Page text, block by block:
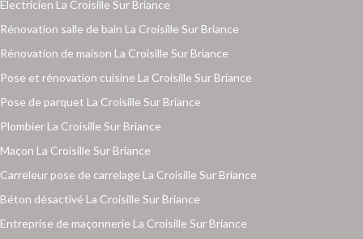
Electricien La Croisille Sur Briance
Rénovation salle de bain La Croisille Sur Briance
Rénovation de maison La Croisille Sur Briance
Pose et rénovation cuisine La Croisille Sur Briance
Pose de parquet La Croisille Sur Briance
Plombier La Croisille Sur Briance
Maçon La Croisille Sur Briance
Carreleur pose de carrelage La Croisille Sur Briance
Béton désactivé La Croisille Sur Briance
Entreprise de maçonnerie La Croisille Sur Briance